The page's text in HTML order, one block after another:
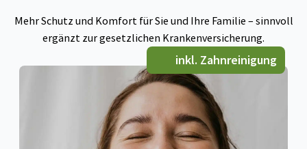
Mehr Schutz und Komfort für Sie und Ihre Familie – sinnvoll
ergänzt zur gesetzlichen Krankenversicherung.
inkl. Zahnreinigung